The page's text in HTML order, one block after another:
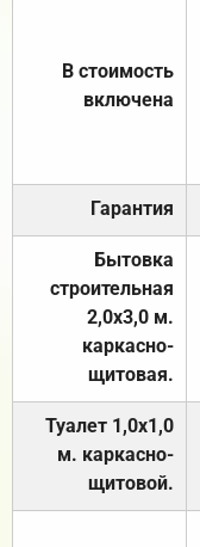
В стоимость
включена
Гарантия
Бытовка
строительная
2,0х3,0 м.
каркасно-
щитовая.
Туалет 1,0х1,0
м. каркасно-
щитовой.